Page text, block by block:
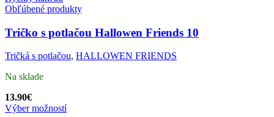
Obľúbené produkty
Tričko s potlačou Hallowen Friends 10
Tričká s potlačou, HALLOWEN FRIENDS
Na sklade
13.90€
Výber možností